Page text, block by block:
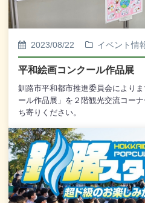
2023/08/22 イベント情
平和絵画コンクール作品展
釧路市平和都市推進委員会により
ール作品展」を２階観光交流コー
ち寄りください。